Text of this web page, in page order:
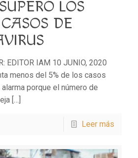
LOS
DE
EDITOR IAM 10 JUNIO, 2020
menos del 5% de los casos
porque el número de
[…]
Leer más